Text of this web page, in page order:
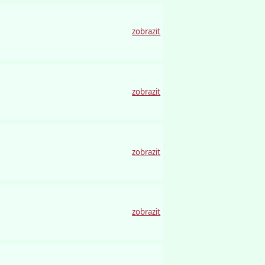
zobrazit
zobrazit
zobrazit
zobrazit